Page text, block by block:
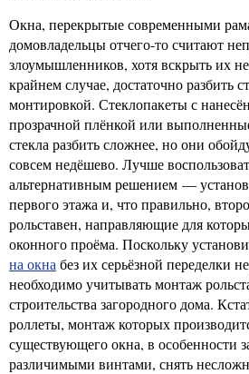
Окна, перекрытые современными
домовладельцы отчего-то считают
злоумышленников, хотя вскрыть их
крайнем случае, достаточно разбить
монтировкой. Стеклопакеты с
прозрачной плёнкой или
стекла разбить сложнее, но они
совсем недёшево. Лучше
альтернативным решением —
первого этажа и, что правильно,
рольставен, направляющие для
оконного проёма. Поскольку
на окна без их серьёзной переделки
необходимо учитывать монтаж
строительства загородного дома.
роллеты, монтаж которых
существующего окна, в особенности
различимыми винтами, снять